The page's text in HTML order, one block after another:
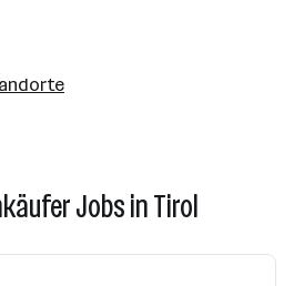
Jobs in Tirol